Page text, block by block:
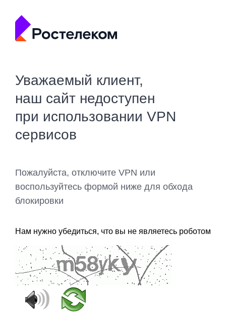
Уважаемый клиент,
наш сайт недоступен
при использовании VPN
сервисов
Пожалуйста, отключите VPN или
воспользуйтесь формой ниже для обхода
блокировки
Нам нужно убедиться, что вы не являетесь роботом